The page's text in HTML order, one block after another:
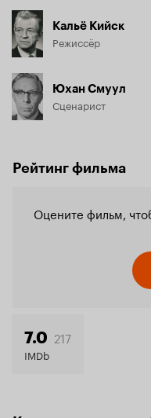
Кальё Кийск
Режиссёр
Юхан Смуул
Сценарист
Рейтинг фильма
Оцените фильм,
7.0 217
IMDb